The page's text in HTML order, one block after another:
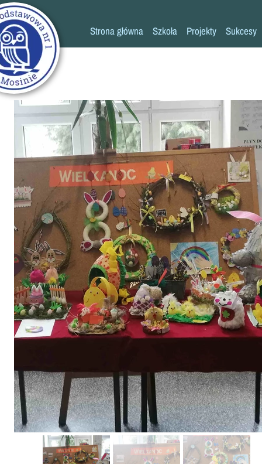
Strona główna Szkoła
Historia szkoły
Pedagog
Pielęgniarka
Rada rodziców
Biblioteka
Stołówka
Świetlica
Kronika
Projekty
Erasmus+ Przez
Erasmus+ Mózgi w
Sukcesy